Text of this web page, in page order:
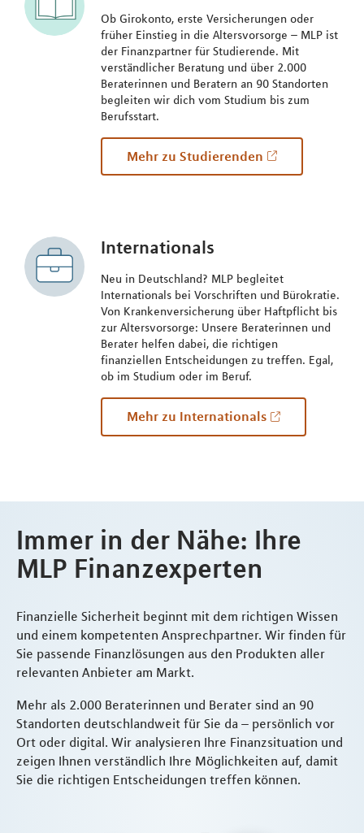
Ob Girokonto, erste Versicherungen oder
früher Einstieg in die Altersvorsorge – MLP ist
der Finanzpartner für Studierende. Mit
verständlicher Beratung und über 2.000
Beraterinnen und Beratern an 90 Standorten
begleiten wir dich vom Studium bis zum
Berufsstart.
Mehr zu Studierenden
Internationals
Neu in Deutschland? MLP begleitet
Internationals bei Vorschriften und Bürokratie.
Von Krankenversicherung über Haftpflicht bis
zur Altersvorsorge: Unsere Beraterinnen und
Berater helfen dabei, die richtigen
finanziellen Entscheidungen zu treffen. Egal,
ob im Studium oder im Beruf.
Mehr zu Internationals
Immer in der Nähe: Ihre
MLP Finanzexperten
Finanzielle Sicherheit beginnt mit dem richtigen Wissen
und einem kompetenten Ansprechpartner. Wir finden für
Sie passende Finanzlösungen aus den Produkten aller
relevanten Anbieter am Markt.
Mehr als 2.000 Beraterinnen und Berater sind an 90
Standorten deutschlandweit für Sie da – persönlich vor
Ort oder digital. Wir analysieren Ihre Finanzsituation und
zeigen Ihnen verständlich Ihre Möglichkeiten auf, damit
Sie die richtigen Entscheidungen treffen können.